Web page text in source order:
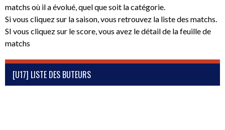
matchs où il a évolué, quel que soit la catégorie.
Si vous cliquez sur la saison, vous retrouvez la liste des matchs.
SI vous cliquez sur le score, vous avez le détail de la feuille de
matchs
[U17] LISTE DES BUTEURS